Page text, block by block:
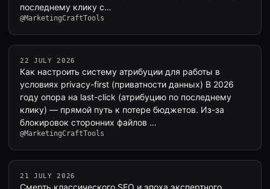
последнему клику с…
@MarketingCraftTools
22 JULY 2026
Как настроить систему атрибуции для работы в
условиях privacy-first (приватности данных) В 2026
году опора на last-click (атрибуцию по последнему
клику) — прямой путь к потере бюджетов. Из-за
блокировок сторонних файлов …
@MarketingCraftTools
21 JULY 2026
Смерть классического SEO и эпоха экспертного